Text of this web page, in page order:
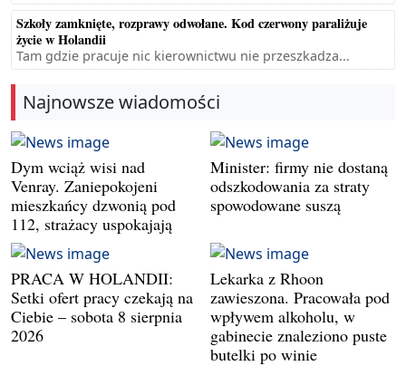
Szkoły zamknięte, rozprawy odwołane. Kod czerwony paraliżuje
życie w Holandii
Tam gdzie pracuje nic kierownictwu nie przeszkadza...
Najnowsze wiadomości
Dym wciąż wisi nad
Venray. Zaniepokojeni
mieszkańcy dzwonią pod
112, strażacy uspokajają
Minister: firmy nie dostaną
odszkodowania za straty
spowodowane suszą
PRACA W HOLANDII:
Setki ofert pracy czekają na
Ciebie – sobota 8 sierpnia
2026
Lekarka z Rhoon
zawieszona. Pracowała pod
wpływem alkoholu, w
gabinecie znaleziono puste
butelki po winie